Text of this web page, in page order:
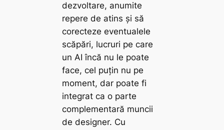
dezvoltare, anumite
repere de atins și să
corecteze eventualele
scăpări, lucruri pe care
un AI încă nu le poate
face, cel puțin nu pe
moment, dar poate fi
integrat ca o parte
complementară muncii
de designer. Cu